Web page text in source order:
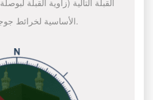
القبلة التالية (زاوية القبلة
الأساسية لخرائط جوجل للعثور على اتجاه القبلة.